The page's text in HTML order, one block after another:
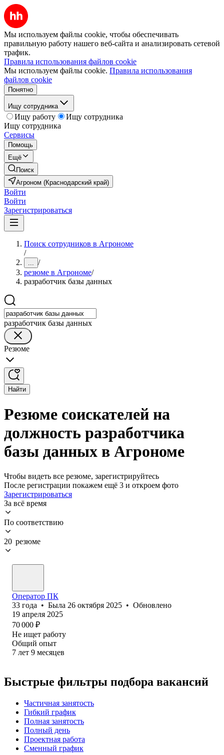
Мы используем файлы cookie, чтобы обеспечивать
правильную работу нашего веб-сайта и анализировать сетевой
трафик.
Правила использования файлов cookie
Мы используем файлы cookie. Правила использования
файлов cookie
Понятно
Ищу сотрудника
Ищу работу
Ищу сотрудника
Ищу сотрудника
Сервисы
Помощь
Ещё
Поиск
Агроном (Краснодарский край)
Войти
Войти
Зарегистрироваться
Поиск сотрудников в Агрономе
/
... /
резюме в Агрономе/
разработчик базы данных
разработчик базы данных
Резюме
Найти
Резюме соискателей на
должность разработчика
базы данных в Агрономе
Чтобы видеть все резюме, зарегистрируйтесь
После регистрации покажем ещё 3 и откроем фото
Зарегистрироваться
За всё время
По соответствию
20 резюме
Оператор ПК
33 года • Была 26 октября 2025 • Обновлено
19 апреля 2025
70 000 ₽
Не ищет работу
Общий опыт
7 лет 9 месяцев
Быстрые фильтры подбора вакансий
Частичная занятость
Гибкий график
Полная занятость
Полный день
Проектная работа
Сменный график